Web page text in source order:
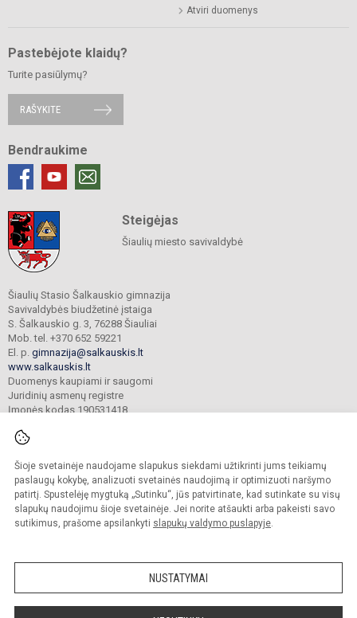
Šioje svetainėje naudojame slapukus siekdami užtikrinti jums teikiamų
paslaugų kokybę, analizuoti svetainės naudojimą ir optimizuoti naršymo
patirtį. Spustelėję mygtuką „Sutinku“, jūs patvirtinate, kad sutinkate su visų
slapukų naudojimu šioje svetainėje. Jei norite atšaukti arba pakeisti savo
sutikimus, prašome apsilankyti slapukų valdymo puslapyje.
NUSTATYMAI
Atviri duomenys
Pastebėjote klaidų?
Turite pasiūlymų?
RAŠYKITE
Bendraukime
Steigėjas
Šiaulių miesto savivaldybė
Šiaulių Stasio Šalkauskio gimnazija
Savivaldybės biudžetinė įstaiga
S. Šalkauskio g. 3, 76288 Šiauliai
Mob. tel. +370 652 59221
El. p. gimnazija@salkauskis.lt
www.salkauskis.lt
Duomenys kaupiami ir saugomi
Juridinių asmenų registre
Įmonės kodas 190531418
© 2024. Šiaulių Stasio Šalkauskio gimnazija. Visos teisės saugomos.
Kopijuoti turinį be raštiško gimnazijos sutikimo griežtai draudžiama.
Prieinamumo paraiška Slapukų valdymas
Sumanus būdas atnaujinti